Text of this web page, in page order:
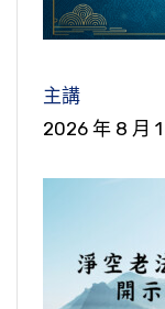
主講
2026 年 8 月 1